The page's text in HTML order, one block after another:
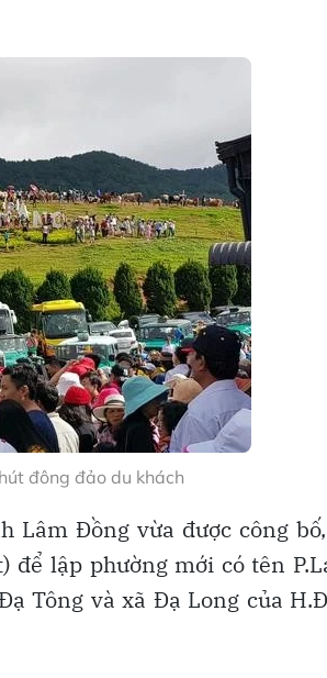
đông đảo du khách
Lâm Đồng vừa được công
để lập phường mới có tên
Tông và xã Đạ Long của